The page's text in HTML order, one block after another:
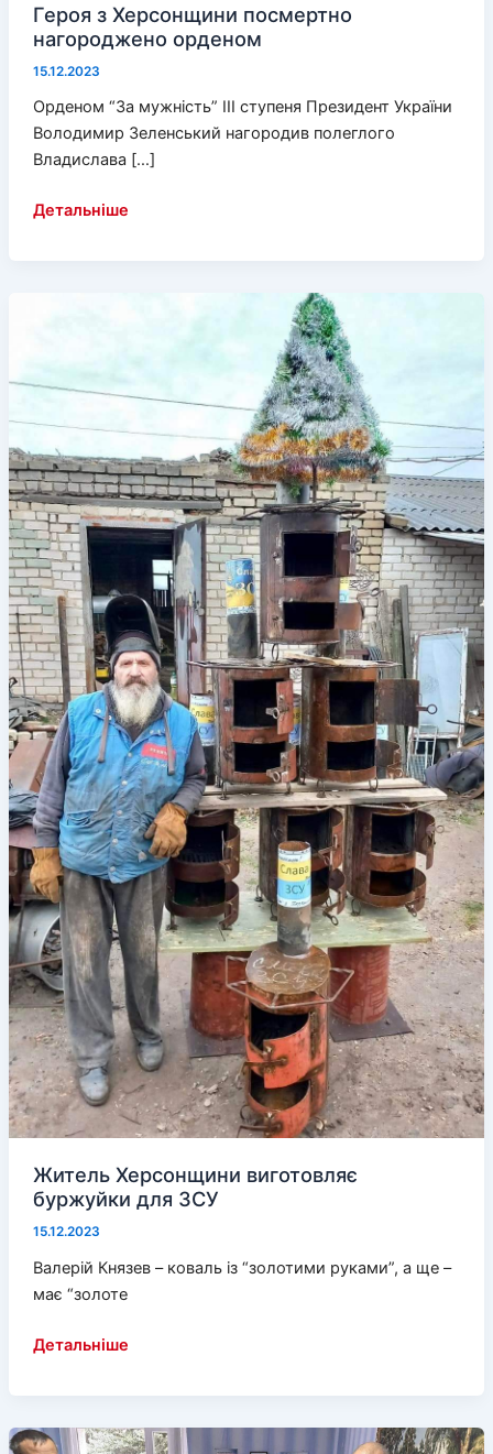
Героя з Херсонщини посмертно
нагороджено орденом
15.12.2023
Орденом “За мужність” ІІІ ступеня Президент України
Володимир Зеленський нагородив полеглого
Владислава […]
Героя
Детальніше
Житель Херсонщини виготовляє
буржуйки для ЗСУ
15.12.2023
Валерій Князев – коваль із “золотими руками”, а ще –
має “золоте
Житель
буржуйки
для
Детальніше